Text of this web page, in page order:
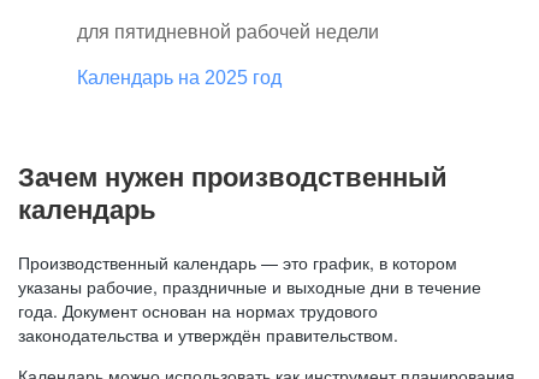
для пятидневной рабочей недели
Календарь на 2025 год
Зачем нужен производственный
календарь
Производственный календарь — это график, в котором
указаны рабочие, праздничные и выходные дни в течение
года. Документ основан на нормах трудового
законодательства и утверждён правительством.